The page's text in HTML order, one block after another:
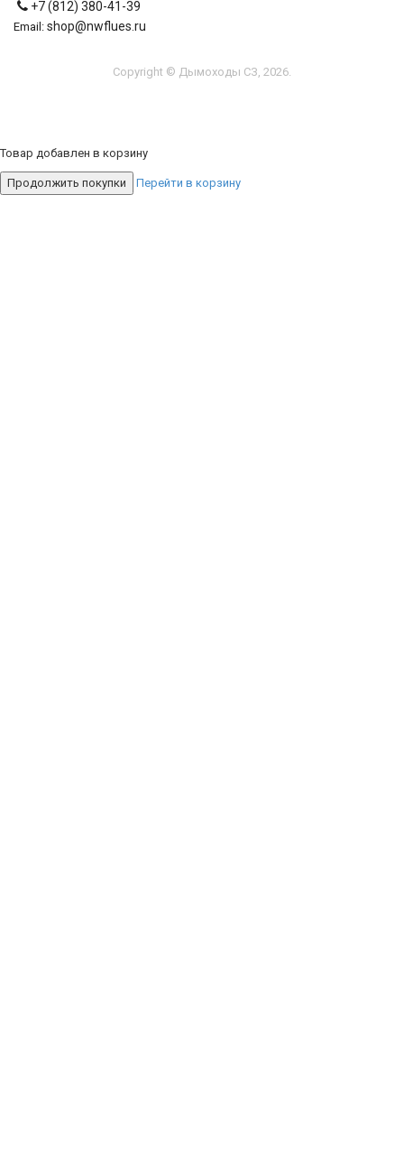
+7 (812) 380-41-39
Email: shop@nwflues.ru
Copyright © Дымоходы СЗ, 2026.
Товар добавлен в корзину
Продолжить покупки Перейти в корзину